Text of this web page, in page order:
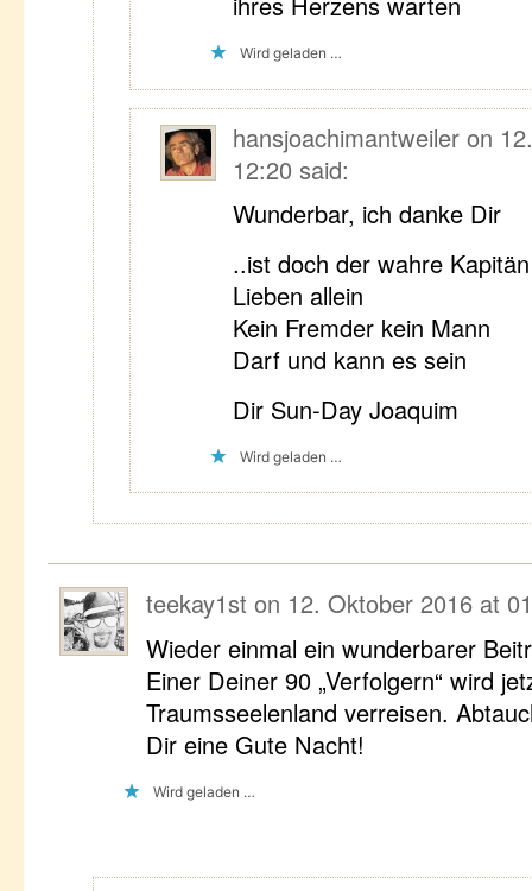
Wird geladen …
hansjoachimantweileron
12:20 said:
Wunderbar, ich danke Dir
..ist doch der wahre
Lieben allein
Kein Fremder kein Mann
Darf und kann es sein
Dir Sun-Day Joaquim
Wird geladen …
teekay1st on 12. Oktober 2016 at
Wieder einmal ein wunderbarer
Einer Deiner 90 „Verfolgern“ wird
Traumsseelenland verreisen.
Dir eine Gute Nacht!
Wird geladen …